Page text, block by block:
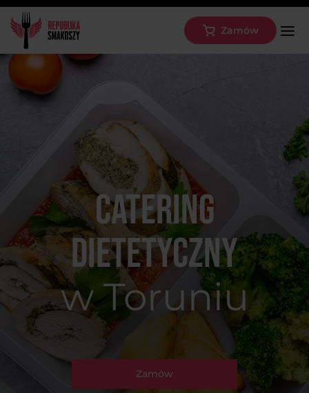
Zamów
Catering
dietetyczny
w Toruniu
Zamów